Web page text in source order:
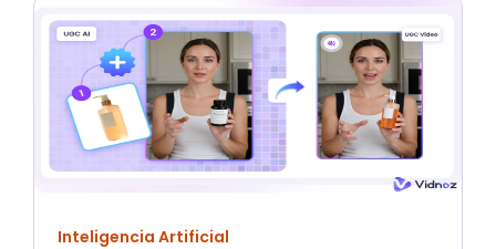
Inteligencia Artificial